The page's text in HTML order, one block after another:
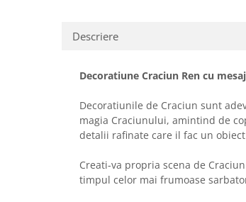
Descriere
Decoratiune Craciun Ren cu
Decoratiunile de Craciun sunt
magia Craciunului, amintind de
detalii rafinate care il fac un
Creati-va propria scena de
timpul celor mai frumoase